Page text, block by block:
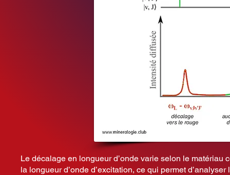
Le décalage en longueur d’onde varie selon le matériau
la longueur d’onde d’excitation, ce qui permet